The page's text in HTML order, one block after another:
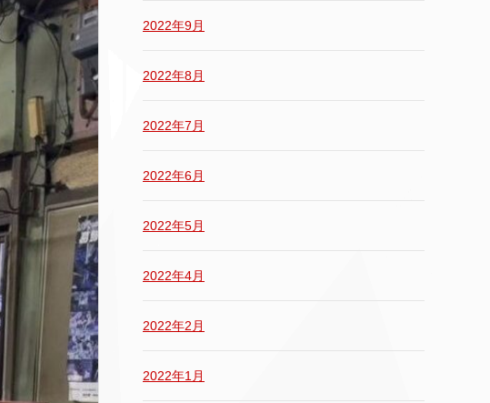
2022年9月
2022年8月
2022年7月
2022年6月
2022年5月
2022年4月
2022年2月
2022年1月